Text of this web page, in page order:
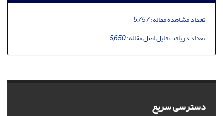
تعداد مشاهده مقاله:5,757
تعداد دریافت فایل اصل مقاله:5,650
دسترسی سریع